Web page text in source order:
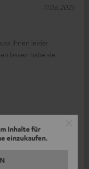
Inhalte für
einzukaufen.
ihnen leider
lassen habe sie
17.06.2025
ist eine subjektive
nicht immer jedem